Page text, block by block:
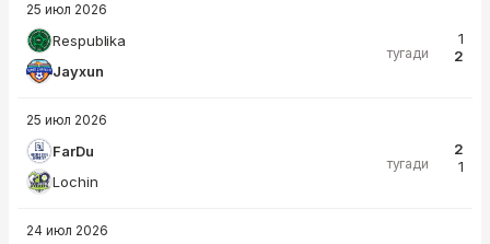
25 июл 2026
Respublika
Jayxun
тугади
1
2
25 июл 2026
FarDu
Lochin
тугади
2
1
24 июл 2026